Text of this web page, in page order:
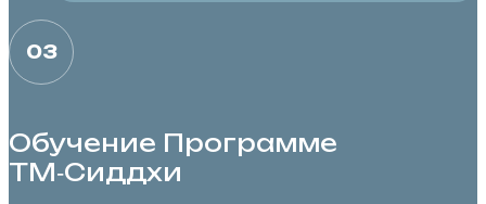
Обучение Программе
ТМ‑Сиддхи
03